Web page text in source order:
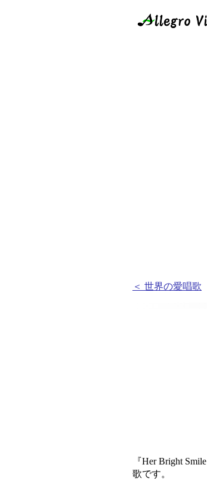
＜ 世界の愛唱歌
『Her Bright
歌です。